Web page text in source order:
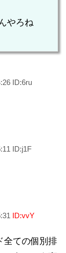
やろね
ID:6ru
ID:j1F
ID:vvY
全ての個別排